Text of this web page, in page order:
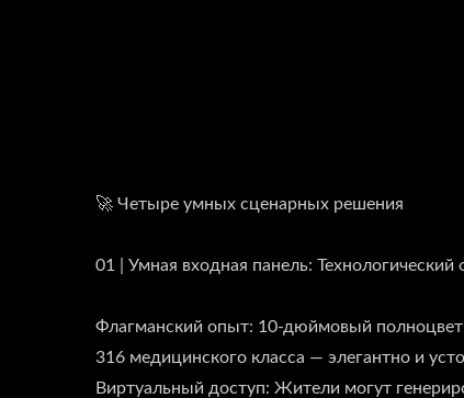
🚀 Четыре умных сценарных решения
01 | Умная входная панель: Технологический
Флагманский опыт: 10-дюймовый
316 медицинского класса — элегантно и
Виртуальный доступ: Жители могут